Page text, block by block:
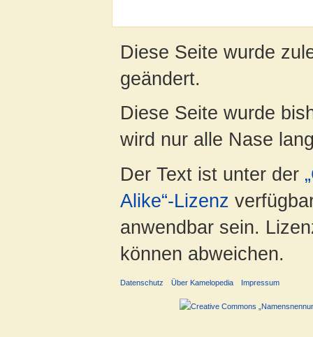
Diese Seite wurde
geändert.
Diese Seite wurde
wird nur alle Nase
Der Text ist unter der
Alike“-Lizenz
anwendbar sein.
können abweichen.
Datenschutz Über Kamelopedia Impressum